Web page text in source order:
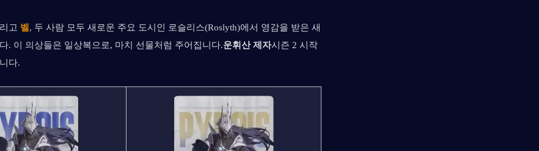
고 벨, 두 사람 모두 새로운 주요 도시인 로슬리스(Roslyth)에서 영감을 받은 새
. 이 의상들은 일상복으로, 마치 선물처럼 주어집니다.운휘산 제자시즌 2 시작
다.